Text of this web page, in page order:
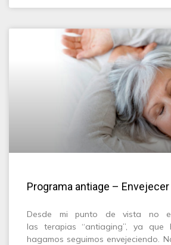
Programa antiage –
Desde mi punto de vista no
las terapias “antiaging”, ya que
hagamos seguimos envejeciendo.